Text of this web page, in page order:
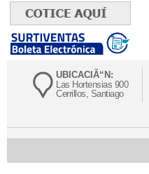
UBICACIÃ“N:
Las Hortensias 900
Cerrillos, Santiago